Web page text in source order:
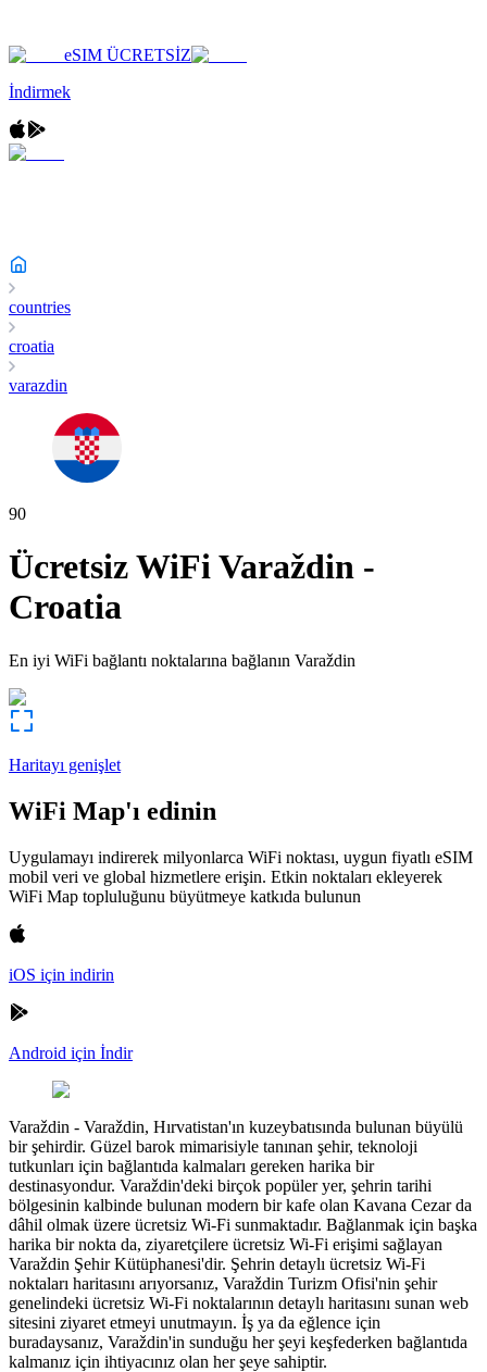
eSIM ÜCRETSİZ
İndirmek
countries
croatia
varazdin
90
Ücretsiz WiFiVaraždin -
Croatia
En iyi WiFi bağlantı noktalarına bağlanın Varaždin
Haritayı genişlet
WiFi Map'ı edinin
Uygulamayı indirerek milyonlarca WiFi noktası, uygun fiyatlı eSIM
mobil veri ve global hizmetlere erişin. Etkin noktaları ekleyerek
WiFi Map topluluğunu büyütmeye katkıda bulunun
iOS için indirin
Android için İndir
Varaždin - Varaždin, Hırvatistan'ın kuzeybatısında bulunan büyülü
bir şehirdir. Güzel barok mimarisiyle tanınan şehir, teknoloji
tutkunları için bağlantıda kalmaları gereken harika bir
destinasyondur. Varaždin'deki birçok popüler yer, şehrin tarihi
bölgesinin kalbinde bulunan modern bir kafe olan Kavana Cezar da
dâhil olmak üzere ücretsiz Wi-Fi sunmaktadır. Bağlanmak için başka
harika bir nokta da, ziyaretçilere ücretsiz Wi-Fi erişimi sağlayan
Varaždin Şehir Kütüphanesi'dir. Şehrin detaylı ücretsiz Wi-Fi
noktaları haritasını arıyorsanız, Varaždin Turizm Ofisi'nin şehir
genelindeki ücretsiz Wi-Fi noktalarının detaylı haritasını sunan web
sitesini ziyaret etmeyi unutmayın. İş ya da eğlence için
buradaysanız, Varaždin'in sunduğu her şeyi keşfederken bağlantıda
kalmanız için ihtiyacınız olan her şeye sahiptir.